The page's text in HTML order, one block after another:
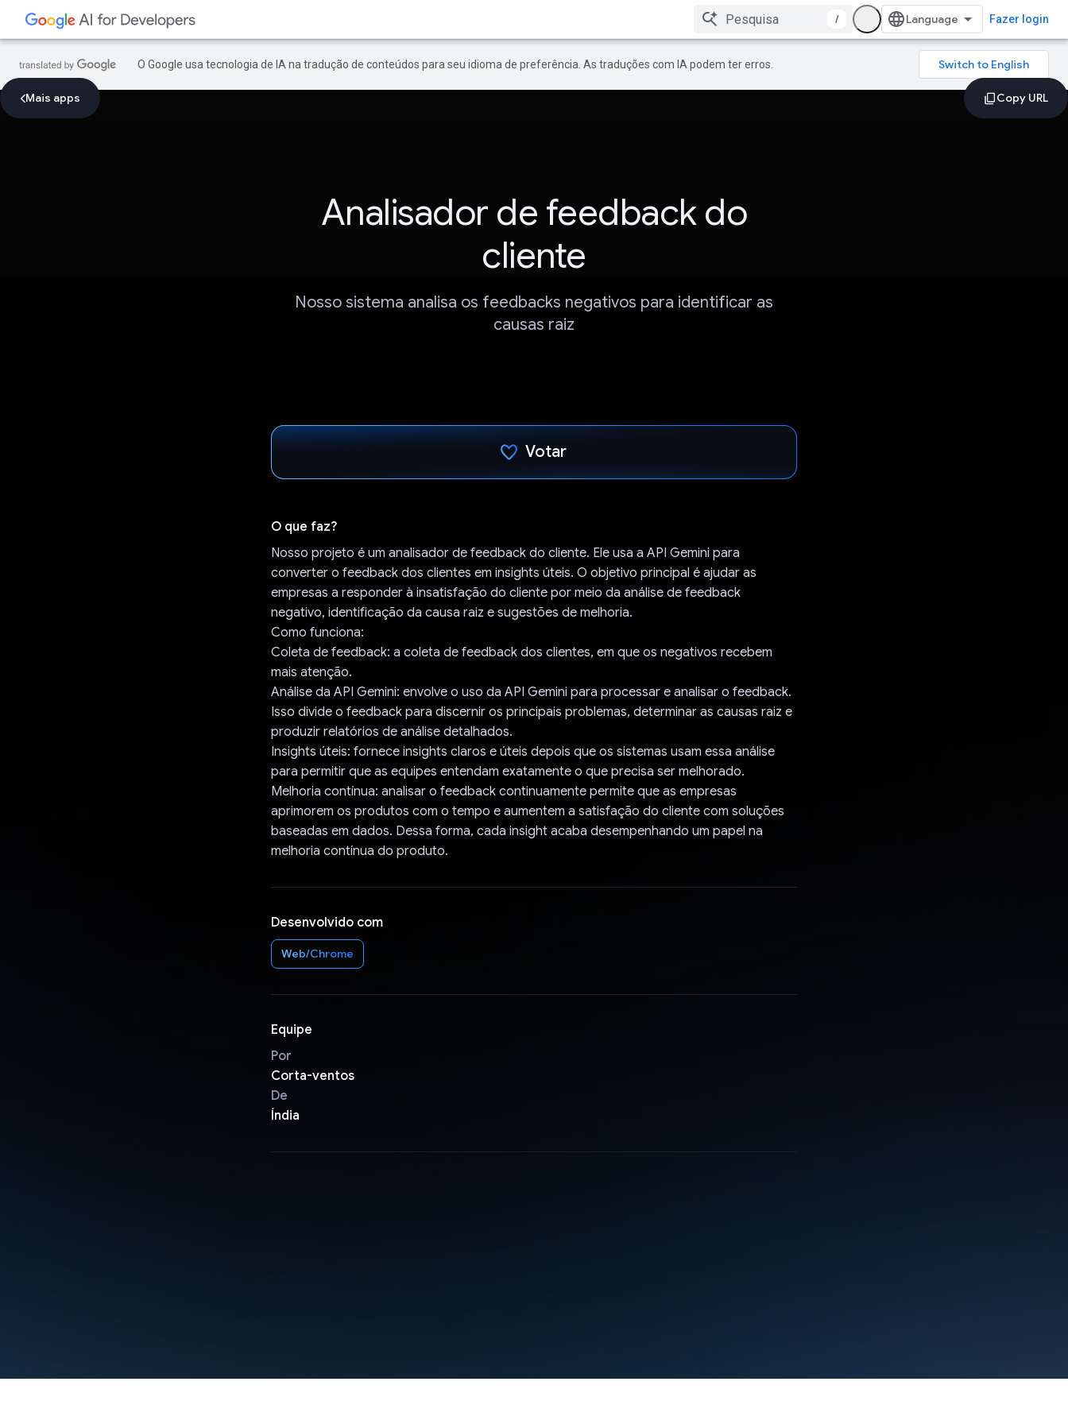
/ Fazer login
O Google usa tecnologia de IA na tradução de conteúdos para seu idioma de preferência. As traduções com IA podem ter erros.
Mais apps
Analisador de feedback do
cliente
Nosso sistema analisa os feedbacks negativos para identificar as
causas raiz
Votar
O que faz?
Nosso projeto é um analisador de feedback do cliente. Ele usa a API Gemini para
converter o feedback dos clientes em insights úteis. O objetivo principal é ajudar as
empresas a responder à insatisfação do cliente por meio da análise de feedback
negativo, identificação da causa raiz e sugestões de melhoria.
Como funciona:
Coleta de feedback: a coleta de feedback dos clientes, em que os negativos recebem
mais atenção.
Análise da API Gemini: envolve o uso da API Gemini para processar e analisar o feedback.
Isso divide o feedback para discernir os principais problemas, determinar as causas raiz e
produzir relatórios de análise detalhados.
Insights úteis: fornece insights claros e úteis depois que os sistemas usam essa análise
para permitir que as equipes entendam exatamente o que precisa ser melhorado.
Melhoria contínua: analisar o feedback continuamente permite que as empresas
aprimorem os produtos com o tempo e aumentem a satisfação do cliente com soluções
baseadas em dados. Dessa forma, cada insight acaba desempenhando um papel na
melhoria contínua do produto.
Desenvolvido com
Web/Chrome
Equipe
Por
Corta-ventos
De
Índia